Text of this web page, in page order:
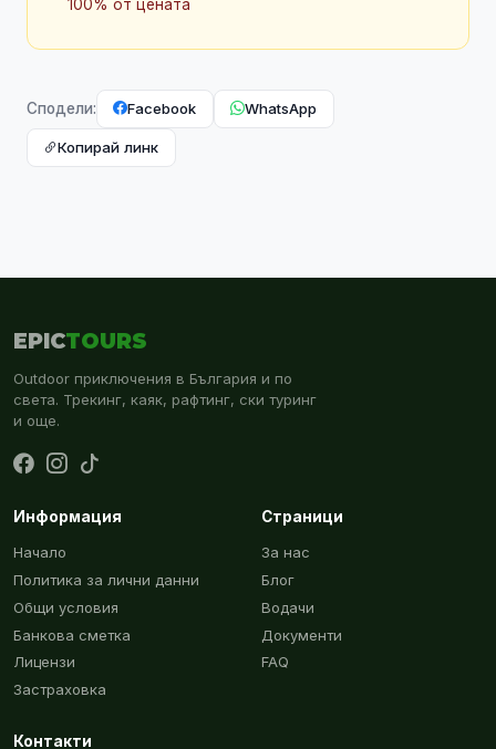
100% от цената
Сподели: Facebook WhatsApp
Копирай линк
EPICTOURS
Outdoor приключения в България и по
света. Трекинг, каяк, рафтинг, ски туринг
и още.
Информация
Начало
Политика за лични данни
Общи условия
Банкова сметка
Лицензи
Застраховка
Страници
За нас
Блог
Водачи
Документи
FAQ
Контакти